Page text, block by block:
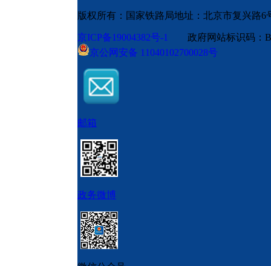
版权所有：国家铁路局地址：北京市复兴路6
京ICP备19004382号-1 政府网站标识码
京公网安备 11040102700028号
邮箱
政务微博